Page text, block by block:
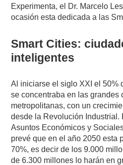
Experimenta, el Dr. Marcelo
ocasión esta dedicada a las
Smart Cities:
inteligentes
Al iniciarse el siglo XXI el 50%
se concentraba en las grandes
metropolitanas, con un
desde la Revolución Industrial.
Asuntos Económicos y
prevé que en el año 2050 esta
70%, es decir de los 9.000
de 6.300 millones lo harán en